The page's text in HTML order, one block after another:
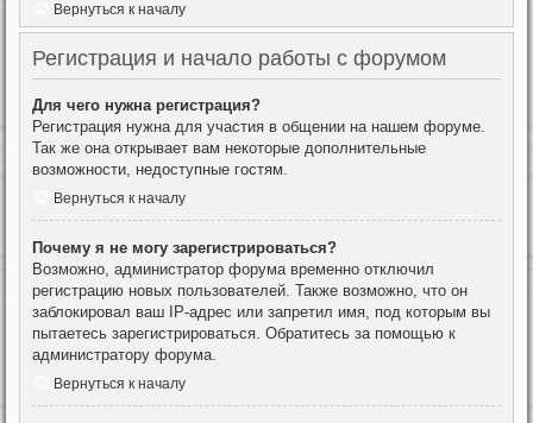
Вернуться к началу
Регистрация и начало работы с форумом
Для чего нужна регистрация?
Регистрация нужна для участия в общении на нашем форуме.
Так же она открывает вам некоторые дополнительные
возможности, недоступные гостям.
Вернуться к началу
Почему я не могу зарегистрироваться?
Возможно, администратор форума временно отключил
регистрацию новых пользователей. Также возможно, что он
заблокировал ваш IP-адрес или запретил имя, под которым вы
пытаетесь зарегистрироваться. Обратитесь за помощью к
администратору форума.
Вернуться к началу